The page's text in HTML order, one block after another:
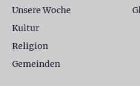
Unsere Woche
Kultur
Religion
Gemeinden